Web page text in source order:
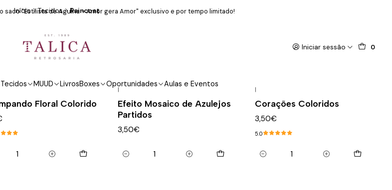
Iniciar sessão 0
Tecidos MUUD LivrosBoxes Oportunidades Aulas e Eventos
saco "Estilista de Agulha - Amor gera Amor" exclusivo e por tempo limitado!
Início Tecidos Raincoat
Raincoat
Floral Colorido
|
Efeito Mosaico de Azulejos
Partidos
3,50€
Quantidade
|
Corações Coloridos
3,50€
5.0
Quantidade